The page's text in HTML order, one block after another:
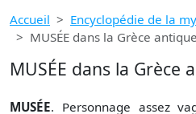
Accueil
Encyclopédie de la
MUSÉE dans la Grèce antique
MUSÉE dans la Grèce
MUSÉE. Personnage assez